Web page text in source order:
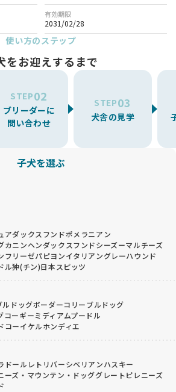
有効期限
2031/02/28
使い方のステップ
をお迎えするまで
STEP02
ブリーダーに
問い合わせ
STEP03
犬舎の見学
子犬を選ぶ
アダックスフンドポメラニアン
カニンヘンダックスフンドシーズーマルチーズ
フリーゼパピヨンイタリアングレーハウンド
ル狆(チン)日本スピッツ
ルドッグボーダーコリーブルドッグ
コーギーミディアムプードル
コーイケルホンディエ
ドールレトリバーシベリアンハスキー
ーズ・マウンテン・ドッググレートピレニーズ